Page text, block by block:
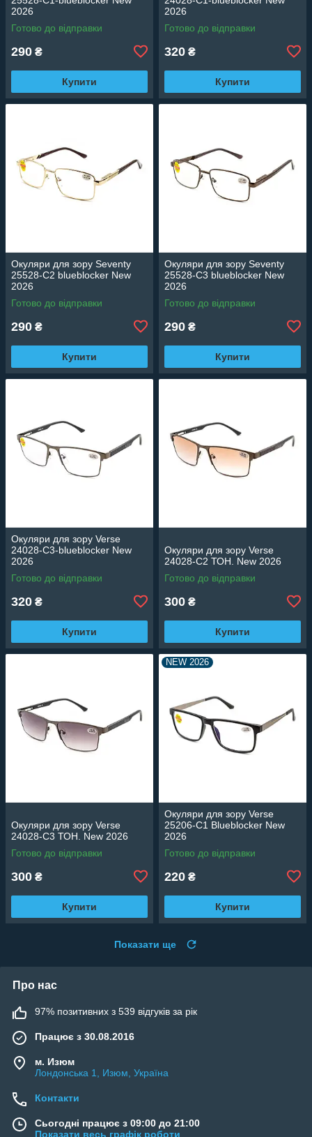
2026
Готово до відправки
290 ₴
Купити
2026
Готово до відправки
320 ₴
Купити
Окуляри для зору Seventy
25528-C2 blueblocker New
2026
Готово до відправки
290 ₴
Купити
Окуляри для зору Seventy
25528-C3 blueblocker New
2026
Готово до відправки
290 ₴
Купити
Окуляри для зору Verse
24028-C3-blueblocker New
2026
Готово до відправки
320 ₴
Купити
Окуляри для зору Verse
24028-C2 ТОН. New 2026
Готово до відправки
300 ₴
Купити
Окуляри для зору Verse
24028-C3 ТОН. New 2026
Готово до відправки
300 ₴
Купити
NEW 2026
Окуляри для зору Verse
25206-C1 Blueblocker New
2026
Готово до відправки
220 ₴
Купити
Показати ще
Про нас
97% позитивних з 539 відгуків за рік
Працює з 30.08.2016
м. Изюм
Лондонська 1, Изюм, Україна
Контакти
Сьогодні працює з 09:00 до 21:00
Показати весь графік роботи